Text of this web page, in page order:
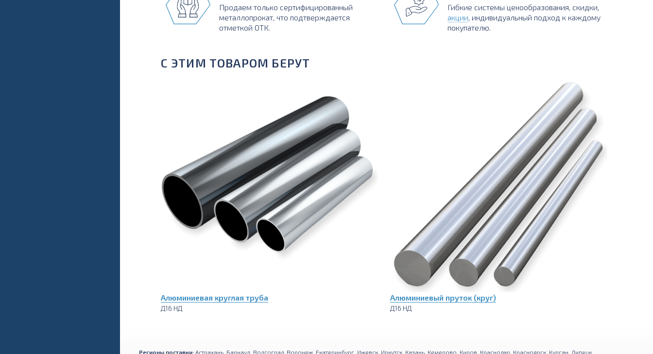
Продаем только сертифицированный
металлопрокат, что подтверждается
отметкой ОТК.
Гибкие системы ценообразования, скидки,
акции, индивидуальный подход к каждому
покупателю.
С ЭТИМ ТОВАРОМ БЕРУТ
Алюминиевая круглая труба
Д16 НД
Алюминиевый пруток (круг)
Д16 НД
Регионы поставки: Астрахань Барнаул Волгоград Воронеж Екатеринбург Ижевск Иркутск Казань Кемерово Киров Краснодар Красноярск Курган Липецк